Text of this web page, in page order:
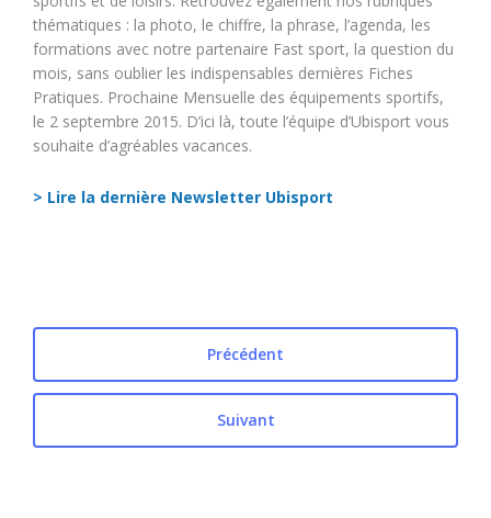
thématiques : la photo, le chiffre, la phrase, l’agenda, les
formations avec notre partenaire Fast sport, la question du
mois, sans oublier les indispensables dernières Fiches
Pratiques. Prochaine Mensuelle des équipements sportifs,
le 2 septembre 2015. D’ici là, toute l’équipe d’Ubisport vous
souhaite d’agréables vacances.
> Lire la dernière Newsletter Ubisport
Précédent
Suivant